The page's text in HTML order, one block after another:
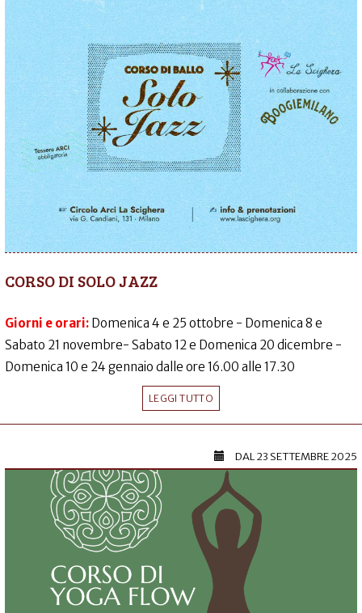
CORSO DI SOLO JAZZ
Giorni e orari: Domenica 4 e 25 ottobre - Domenica 8 e
Sabato 21 novembre- Sabato 12 e Domenica 20 dicembre -
Domenica 10 e 24 gennaio dalle ore 16.00 alle 17.30
LEGGI TUTTO
DAL23 SETTEMBRE 2025